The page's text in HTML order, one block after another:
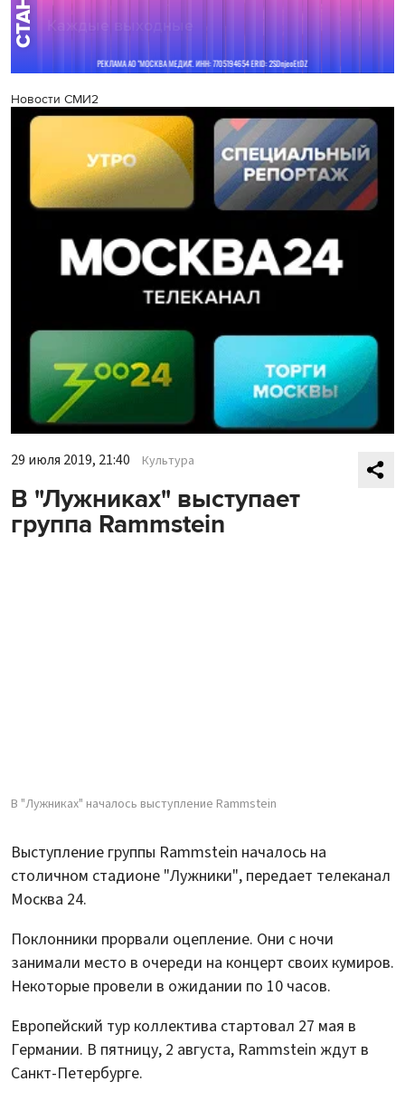
Новости СМИ2
29 июля 2019, 21:40 Культура
В "Лужниках" выступает
группа Rammstein
В "Лужниках" началось выступление Rammstein
Выступление группы Rammstein началось на
столичном стадионе "Лужники", передает телеканал
Москва 24.
Поклонники прорвали оцепление. Они с ночи
занимали место в очереди на концерт своих кумиров.
Некоторые провели в ожидании по 10 часов.
Европейский тур коллектива стартовал 27 мая в
Германии. В пятницу, 2 августа, Rammstein ждут в
Санкт-Петербурге.